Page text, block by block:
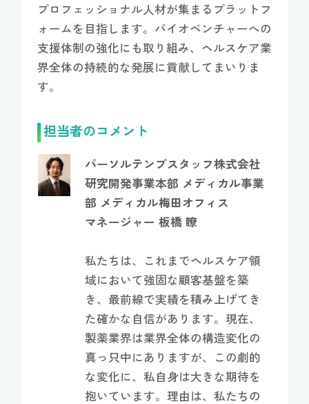
プロフェッショナル人材が集まるプラットフ
ォームを目指します。バイオベンチャーへの
支援体制の強化にも取り組み、ヘルスケア業
界全体の持続的な発展に貢献してまいりま
す。
担当者のコメント
パーソルテンプスタッフ株式会社
研究開発事業本部 メディカル事業
部 メディカル梅田オフィス
マネージャー 板橋 瞭
私たちは、これまでヘルスケア領
域において強固な顧客基盤を築
き、最前線で実績を積み上げてき
た確かな自信があります。現在、
製薬業界は業界全体の構造変化の
真っ只中にありますが、この劇的
な変化に、私自身は大きな期待を
抱いています。理由は、私たちの